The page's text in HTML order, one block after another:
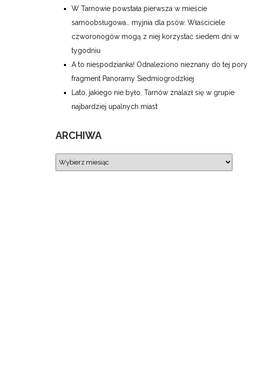
W Tarnowie powstała pierwsza w mieście
samoobsługowa… myjnia dla psów. Właściciele
czworonogów mogą z niej korzystać siedem dni w
tygodniu
A to niespodzianka! Odnaleziono nieznany do tej pory
fragment Panoramy Siedmiogrodzkiej
Lato, jakiego nie było. Tarnów znalazł się w grupie
najbardziej upalnych miast
ARCHIWA